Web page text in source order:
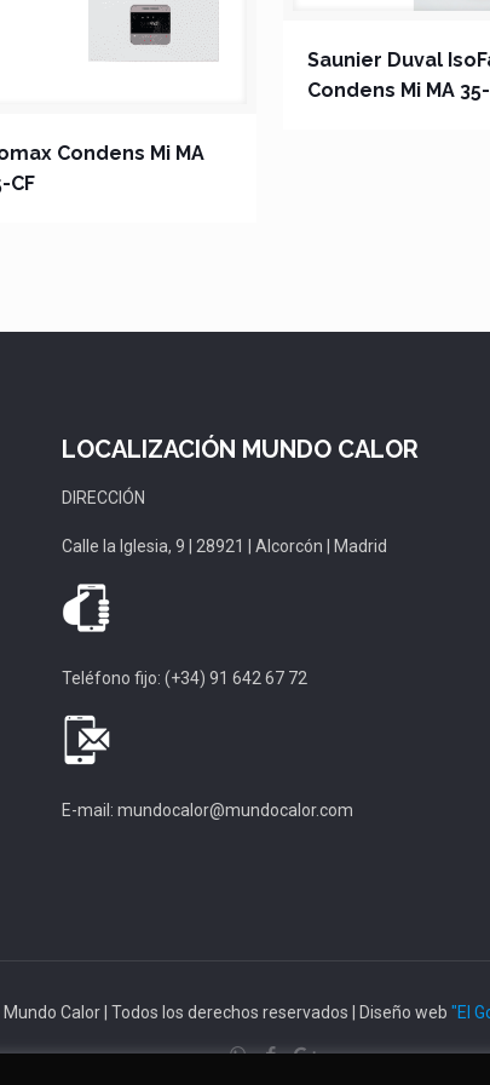
Condens Mi MA
CF
Saunier Duval
Condens Mi MA
LOCALIZACIÓN MUNDO CALOR
DIRECCIÓN
Calle la Iglesia, 9 | 28921 | Alcorcón | Madrid
Teléfono fijo: (+34) 91 642 67 72
E-mail: mundocalor@mundocalor.com
Calor | Todos los derechos reservados | Diseño web"El